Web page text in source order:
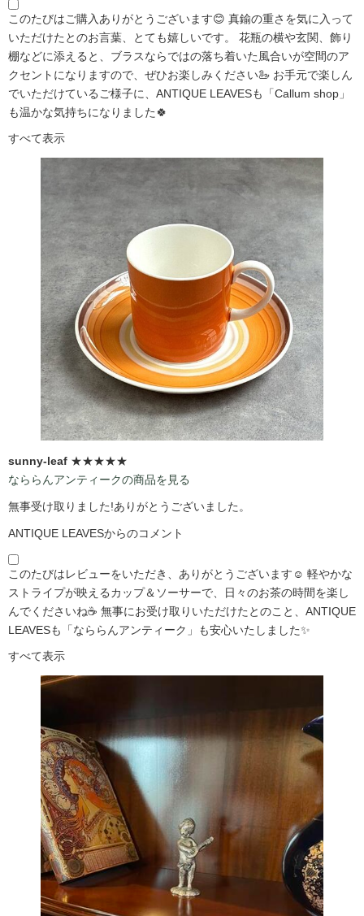
このたびはご購入ありがとうございます😊 真鍮の重さを気に入って
いただけたとのお言葉、とても嬉しいです。 花瓶の横や玄関、飾り
棚などに添えると、ブラスならではの落ち着いた風合いが空間のア
クセントになりますので、ぜひお楽しみください🦢 お手元で楽しん
でいただけているご様子に、ANTIQUE LEAVESも「Callum shop」
も温かな気持ちになりました🍀
すべて表示
sunny-leaf ★★★★★
なららんアンティークの商品を見る
無事受け取りました!ありがとうございました。
ANTIQUE LEAVESからのコメント
このたびはレビューをいただき、ありがとうございます☺️ 軽やかな
ストライプが映えるカップ＆ソーサーで、日々のお茶の時間を楽し
んでくださいね☕ 無事にお受け取りいただけたとのこと、ANTIQUE
LEAVESも「なららんアンティーク」も安心いたしました✨
すべて表示